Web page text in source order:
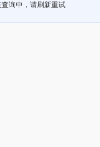
查询中，请刷新重试